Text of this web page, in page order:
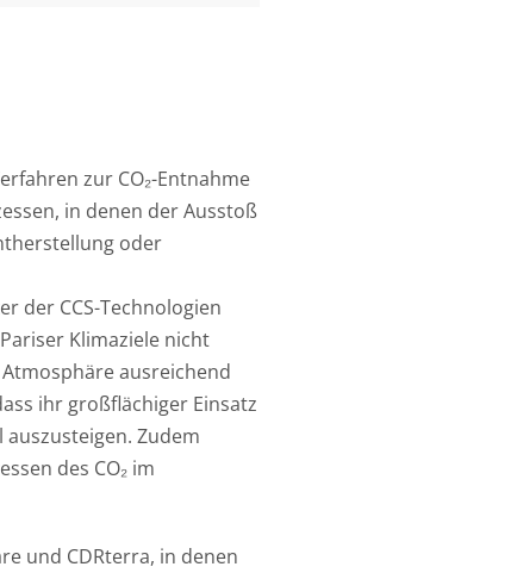
zur CO₂-Entnahme
in denen der Ausstoß
oder
der CCS-Technologien
Klimaziele nicht
ausreichend
ihr großflächiger Einsatz
Zudem
des CO₂ im
und CDRterra, in denen